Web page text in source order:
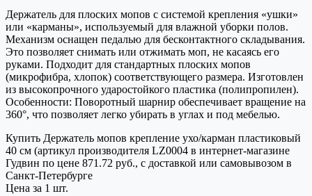
Держатель для плоских мопов с системой крепления «ушки»
или «карманы», используемый для влажной уборки полов.
Механизм оснащен педалью для бесконтактного складывания.
Это позволяет снимать или отжимать моп, не касаясь его
руками. Подходит для стандартных плоских мопов
(микрофибра, хлопок) соответствующего размера. Изготовлен
из высокопрочного ударостойкого пластика (полипропилен).
Особенности: Поворотный шарнир обеспечивает вращение на
360°, что позволяет легко убирать в углах и под мебелью.
Купить Держатель мопов крепление ухо/карман пластиковый
40 см (артикул производителя LZ0004 в интернет-магазине
Гудвин по цене 871.72 руб., с доставкой или самовывозом в
Санкт-Петербурге
Цена за 1 шт.